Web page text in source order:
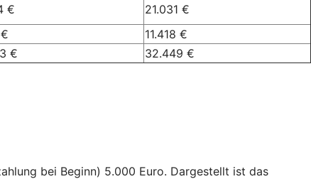
€
21.031 €
11.418 €
€ 32.449 €
bei Beginn) 5.000 Euro. Dargestellt ist das